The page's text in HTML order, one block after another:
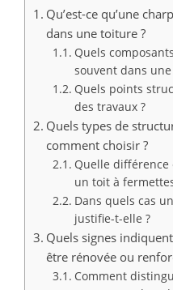
Qu’est-ce qu’une
dans une toiture ?
Quels
souvent dans
Quels points
des travaux ?
Quels types de
comment choisir ?
Quelle
un toit à
Dans quels cas
justifie-t-elle ?
Quels signes
être rénovée ou
Comment